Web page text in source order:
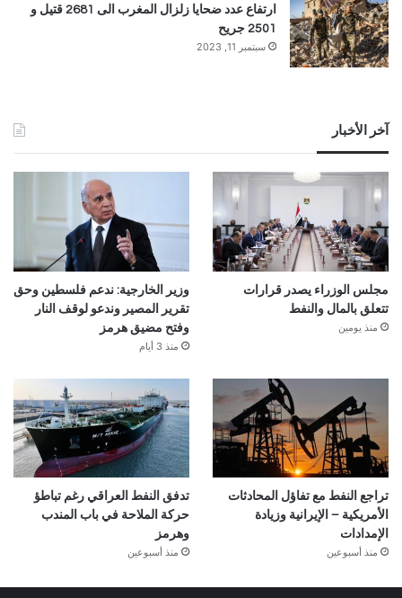
ارتفاع عدد ضحايا زلزال المغرب الى 2681 قتيل و
2501 جريح
سبتمبر 11, 2023
آخر الأخبار
مجلس الوزراء يصدر قرارات
تتعلق بالمال والنفط
منذ يومين
وزير الخارجية: ندعم فلسطين وحق
تقرير المصير وندعو لوقف النار
وفتح مضيق هرمز
منذ 3 أيام
تراجع النفط مع تفاؤل المحادثات
الأمريكية – الإيرانية وزيادة
الإمدادات
منذ أسبوعين
تدفق النفط العراقي رغم تباطؤ
حركة الملاحة في باب المندب
وهرمز
منذ أسبوعين